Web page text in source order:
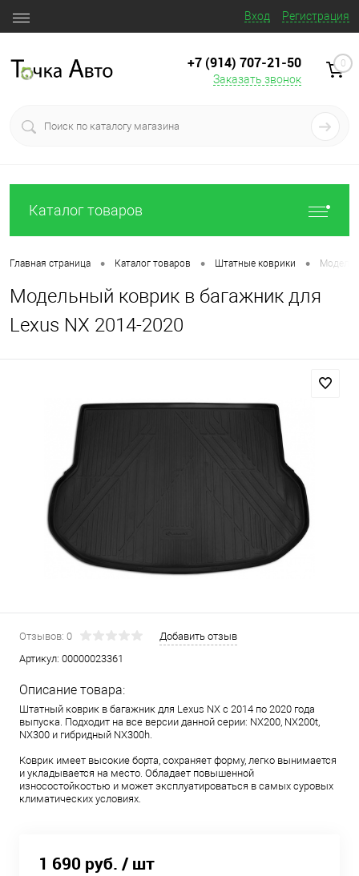
Вход Регистрация
+7 (914) 707‒21‒50
Заказать звонок
0
Каталог товаров
Главная страница • Каталог товаров • Штатные коврики •
Модельный коврик в багажник для
Lexus NX 2014-2020
Отзывов: 0
Добавить отзыв
Артикул: 00000023361
Описание товара:
Штатный коврик в багажник для Lexus NX с 2014 по 2020 года
выпуска. Подходит на все версии данной серии: NX200, NX200t,
NX300 и гибридный NX300h.
Коврик имеет высокие борта, сохраняет форму, легко вынимается
и укладывается на место. Обладает повышенной
износостойкостью и может эксплуатироваться в самых суровых
климатических условиях.
1 690 руб. / шт